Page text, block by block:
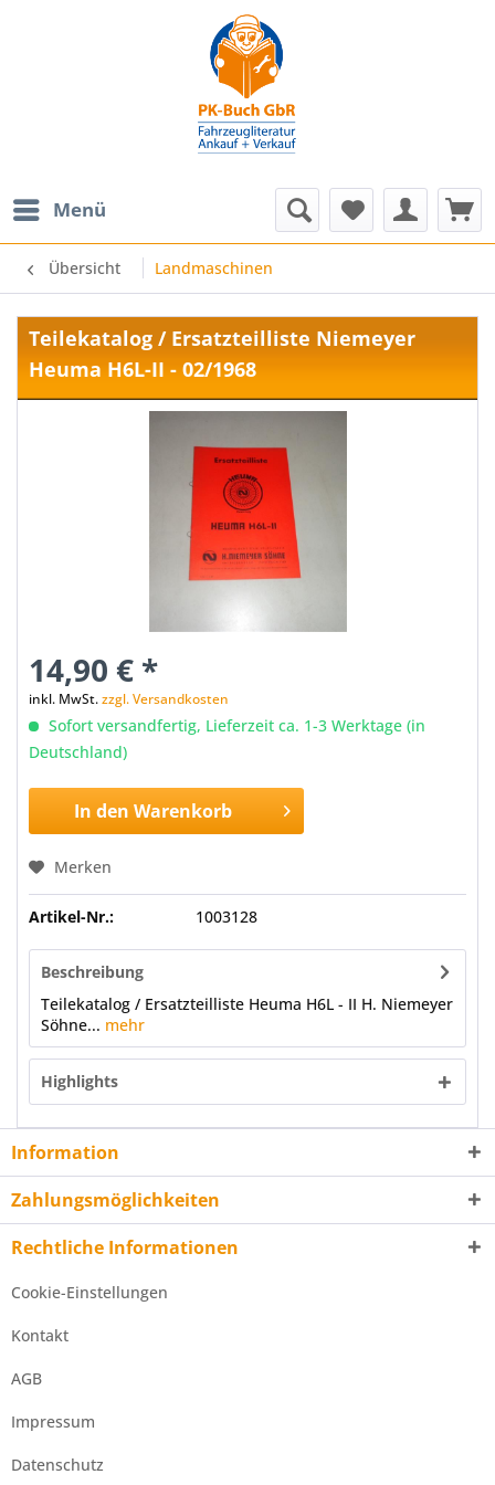
Menü
Übersicht Landmaschinen
Teilekatalog / Ersatzteilliste Niemeyer
Heuma H6L-II - 02/1968
14,90 € *
inkl. MwSt.zzgl. Versandkosten
Sofort versandfertig, Lieferzeit ca. 1-3 Werktage (in
Deutschland)
In den Warenkorb
Merken
Artikel-Nr.: 1003128
Beschreibung
Teilekatalog / Ersatzteilliste Heuma H6L - II H. Niemeyer
Söhne... mehr
Highlights
Information
Zahlungsmöglichkeiten
Rechtliche Informationen
Cookie-Einstellungen
Kontakt
AGB
Impressum
Datenschutz